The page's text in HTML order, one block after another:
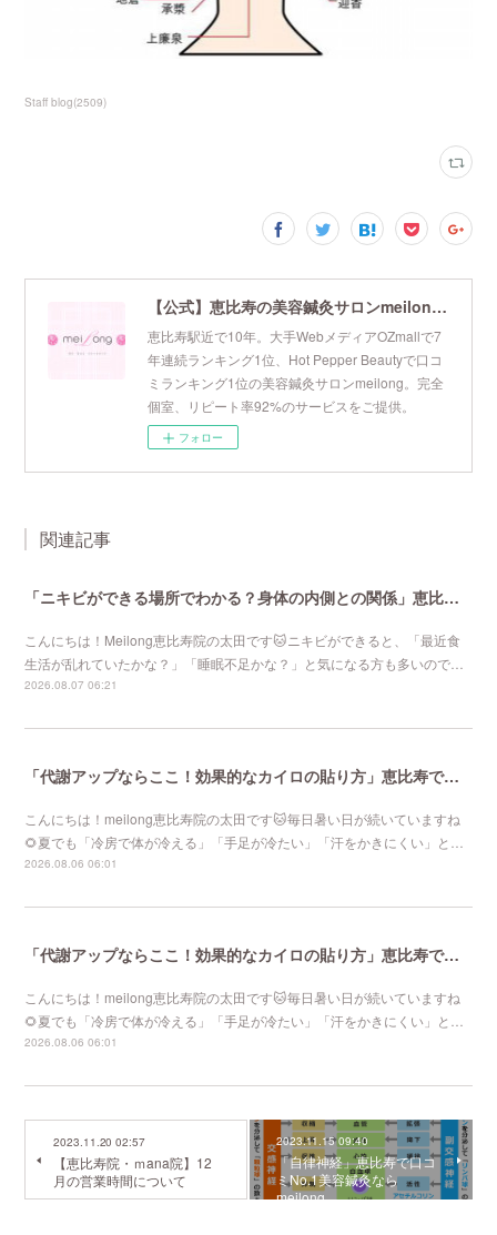
Staff blog(2509)
【公式】恵比寿の美容鍼灸サロンmeilong｜ツボを押さえた針・お灸の治療で美容と健康を叶えます
恵比寿駅近で10年。大手WebメディアOZmallで7
年連続ランキング1位、Hot Pepper Beautyで口コ
ミランキング1位の美容鍼灸サロンmeilong。完全
個室、リピート率92%のサービスをご提供。
フォロー
関連記事
「ニキビができる場所でわかる？身体の内側との関係」恵比寿で口コミNo 1美容鍼灸ならmeilong
こんにちは！Meilong恵比寿院の太田です🐱ニキビができると、「最近食
生活が乱れていたかな？」「睡眠不足かな？」と気になる方も多いので…
2026.08.07 06:21
「代謝アップならここ！効果的なカイロの貼り方」恵比寿で口コミNo 1美容鍼灸ならmeilong
こんにちは！meilong恵比寿院の太田です🐱毎日暑い日が続いていますね
🌻夏でも「冷房で体が冷える」「手足が冷たい」「汗をかきにくい」と…
2026.08.06 06:01
「代謝アップならここ！効果的なカイロの貼り方」恵比寿で口コミNo 1美容鍼灸ならmeilong
こんにちは！meilong恵比寿院の太田です🐱毎日暑い日が続いていますね
🌻夏でも「冷房で体が冷える」「手足が冷たい」「汗をかきにくい」と…
2026.08.06 06:01
2023.11.20 02:57
【恵比寿院・ｍana院】12
月の営業時間について
2023.11.15 09:40
「自律神経」恵比寿で口コ
ミNo.1美容鍼灸なら
meilong